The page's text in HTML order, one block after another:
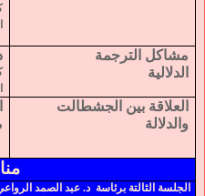
مشاكل الترجمة
الدلالية
العلاقة بين الجشطالت
والدلالة
الجلسة الثالتة برئاسة د. عبد الصمد